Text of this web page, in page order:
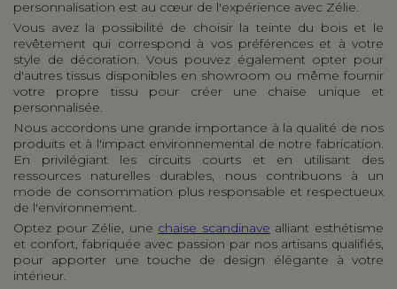
personnalisation est au cœur de l'expérience avec Zélie.
Vous avez la possibilité de choisir la teinte du bois et le
revêtement qui correspond à vos préférences et à votre
style de décoration. Vous pouvez également opter pour
d'autres tissus disponibles en showroom ou même fournir
votre propre tissu pour créer une chaise unique et
personnalisée.
Nous accordons une grande importance à la qualité de nos
produits et à l'impact environnemental de notre fabrication.
En privilégiant les circuits courts et en utilisant des
ressources naturelles durables, nous contribuons à un
mode de consommation plus responsable et respectueux
de l'environnement.
Optez pour Zélie, une chaise scandinave alliant esthétisme
et confort, fabriquée avec passion par nos artisans qualifiés,
pour apporter une touche de design élégante à votre
intérieur.